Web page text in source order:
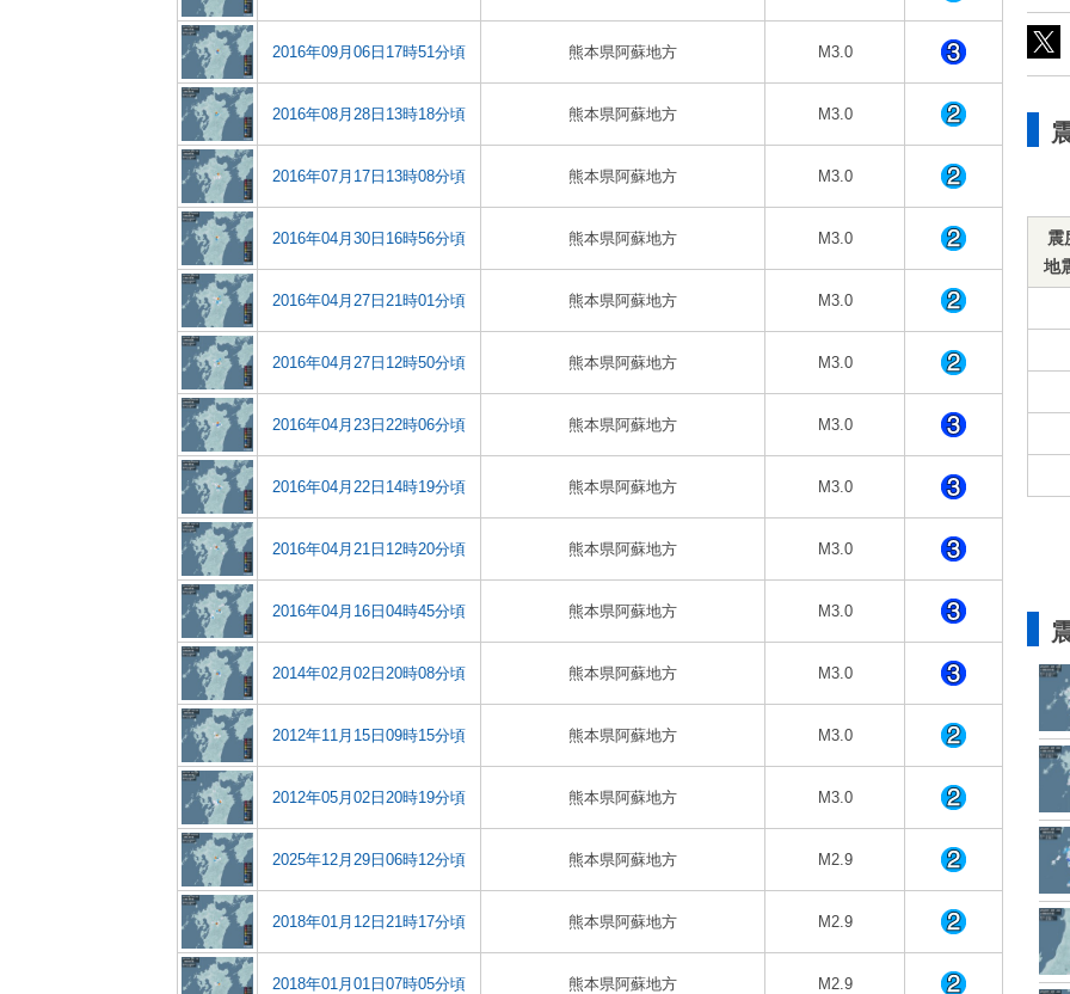
2016年09月06日17時51分頃 熊本県阿蘇地方 M3.0
2016年08月28日13時18分頃 熊本県阿蘇地方 M3.0
2016年07月17日13時08分頃 熊本県阿蘇地方 M3.0
2016年04月30日16時56分頃 熊本県阿蘇地方 M3.0
2016年04月27日21時01分頃 熊本県阿蘇地方 M3.0
2016年04月27日12時50分頃 熊本県阿蘇地方 M3.0
2016年04月23日22時06分頃 熊本県阿蘇地方 M3.0
2016年04月22日14時19分頃 熊本県阿蘇地方 M3.0
2016年04月21日12時20分頃 熊本県阿蘇地方 M3.0
2016年04月16日04時45分頃 熊本県阿蘇地方 M3.0
2014年02月02日20時08分頃 熊本県阿蘇地方 M3.0
2012年11月15日09時15分頃 熊本県阿蘇地方 M3.0
2012年05月02日20時19分頃 熊本県阿蘇地方 M3.0
2025年12月29日06時12分頃 熊本県阿蘇地方 M2.9
2018年01月12日21時17分頃 熊本県阿蘇地方 M2.9
2018年01月01日07時05分頃 熊本県阿蘇地方 M2.9
震
地